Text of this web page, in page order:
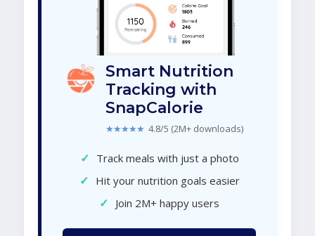
Smart Nutrition
Tracking with
SnapCalorie
★★★★★ 4.8/5 (2M+ downloads)
✓ Track meals with just a photo
✓ Hit your nutrition goals easier
✓ Join 2M+ happy users